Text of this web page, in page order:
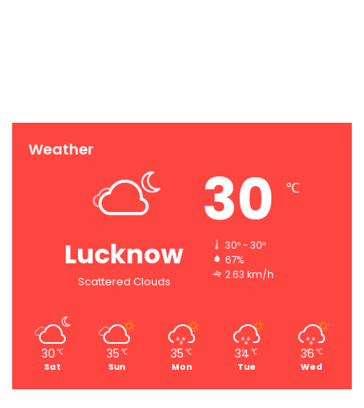
Weather
Lucknow
Scattered Clouds
30 ℃
30º - 30º
67%
2.63 km/h
30 ℃
Sat
35 ℃
Sun
35 ℃
Mon
34 ℃
Tue
36 ℃
Wed